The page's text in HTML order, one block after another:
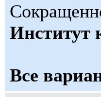
Институт
Все